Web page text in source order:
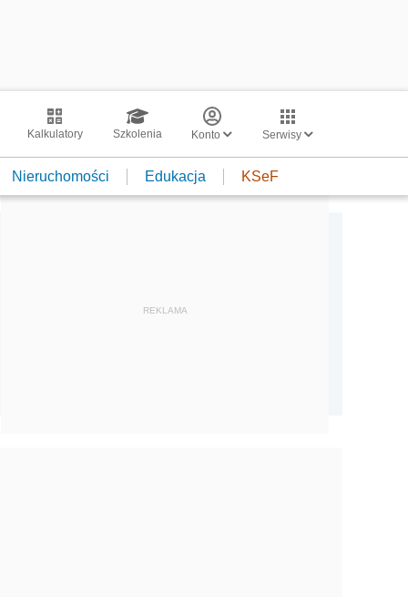
Kalkulatory Szkolenia Konto Serwisy
Nieruchomości Edukacja KSeF
REKLAMA